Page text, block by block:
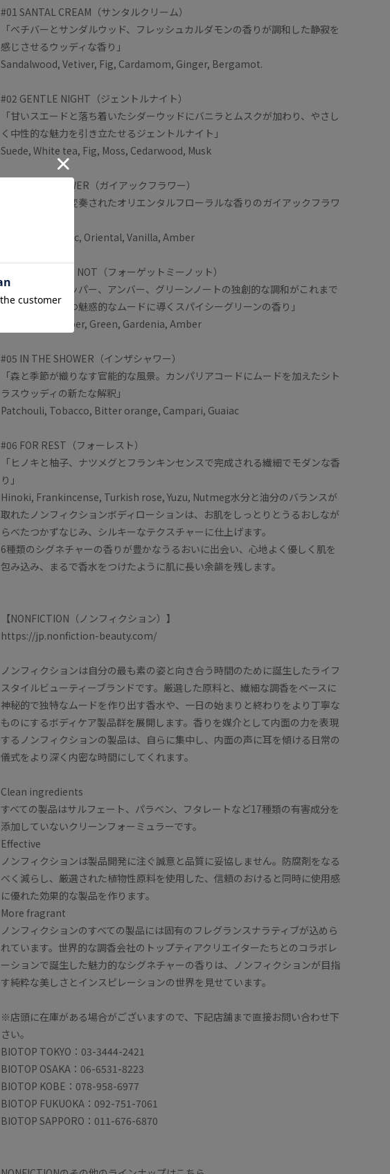
#01 SANTAL CREAM（サンタルクリーム）
「ベチバーとサンダルウッド、フレッシュカルダモンの香りが調和した静寂を
感じさせるウッディな香り」
Sandalwood, Vetiver, Fig, Cardamom, Ginger, Bergamot.
#02 GENTLE NIGHT（ジェントルナイト）
「甘いスエードと落ち着いたシダーウッドにバニラとムスクが加わり、やさし
く中性的な魅力を引き立たせるジェントルナイト」
Suede, White tea, Fig, Moss, Cedarwood, Musk
#03 GAIAC FLOWER（ガイアックフラワー）
「スモーキーに変奏されたオリエンタルフローラルな香りのガイアックフラワ
Wild rose, Guaiac, Oriental, Vanilla, Amber
#04 FORGET ME NOT（フォーゲットミーノット）
「スパイシーペッパー、アンバー、グリーンノートの独創的な調和がこれまで
にない神秘的かつ魅惑的なムードに導くスパイシーグリーンの香り」
Basil, Pink pepper, Green, Gardenia, Amber
#05 IN THE SHOWER（インザシャワー）
「森と季節が織りなす官能的な風景。カンパリアコードにムードを加えたシト
ラスウッディの新たな解釈」
Patchouli, Tobacco, Bitter orange, Campari, Guaiac
#06 FOR REST（フォーレスト）
「ヒノキと柚子、ナツメグとフランキンセンスで完成される繊細でモダンな香
り」
Hinoki, Frankincense, Turkish rose, Yuzu, Nutmeg水分と油分のバランスが
取れたノンフィクションボディローションは、お肌をしっとりとうるおしなが
らべたつかずなじみ、シルキーなテクスチャーに仕上げます。
6種類のシグネチャーの香りが豊かなうるおいに出会い、心地よく優しく肌を
包み込み、まるで香水をつけたように肌に長い余韻を残します。
【NONFICTION（ノンフィクション）】
https://jp.nonfiction-beauty.com/
ノンフィクションは自分の最も素の姿と向き合う時間のために誕生したライフ
スタイルビューティーブランドです。厳選した原料と、繊細な調香をベースに
神秘的で独特なムードを作り出す香水や、一日の始まりと終わりをより丁寧な
ものにするボディケア製品群を展開します。香りを媒介として内面の力を表現
するノンフィクションの製品は、自らに集中し、内面の声に耳を傾ける日常の
儀式をより深く内密な時間にしてくれます。
Clean ingredients
すべての製品はサルフェート、パラベン、フタレートなど17種類の有害成分を
添加していないクリーンフォーミュラーです。
Effective
ノンフィクションは製品開発に注ぐ誠意と品質に妥協しません。防腐剤をなる
べく減らし、厳選された植物性原料を使用した、信頼のおけると同時に使用感
に優れた効果的な製品を作ります。
More fragrant
ノンフィクションのすべての製品には固有のフレグランスナラティブが込めら
れています。世界的な調香会社のトップティアクリエイターたちとのコラボレ
ーションで誕生した魅力的なシグネチャーの香りは、ノンフィクションが目指
す純粋な美しさとインスピレーションの世界を見せています。
※店頭に在庫がある場合がございますので、下記店舗まで直接お問い合わせ下
さい。
BIOTOP TOKYO：03-3444-2421
BIOTOP OSAKA：06-6531-8223
BIOTOP KOBE：078-958-6977
BIOTOP FUKUOKA：092-751-7061
BIOTOP SAPPORO：011-676-6870